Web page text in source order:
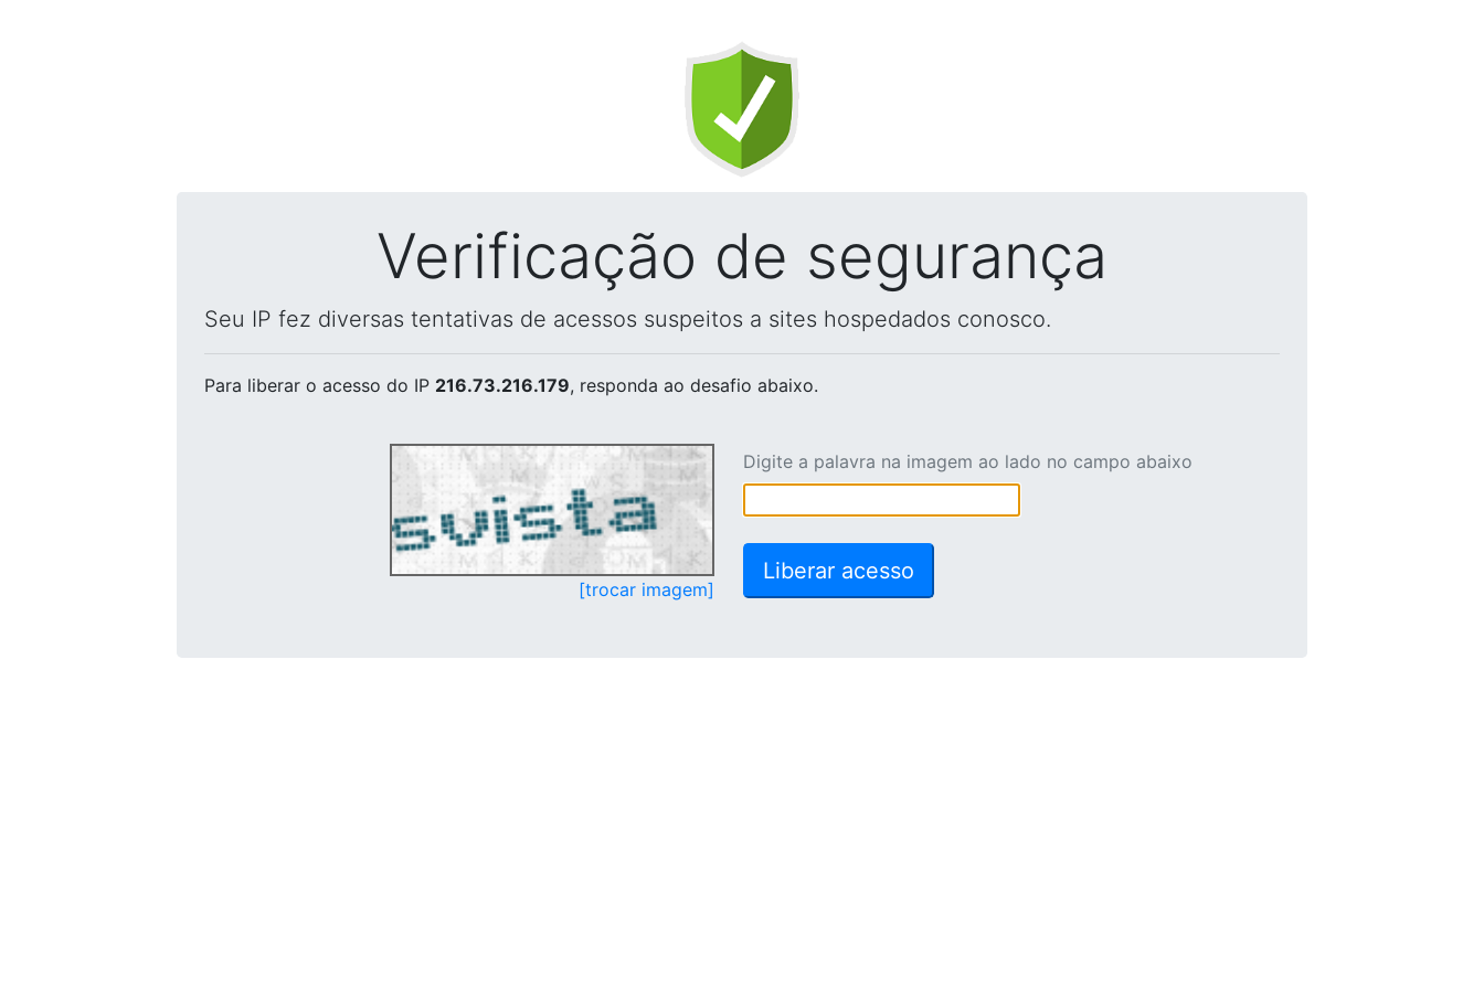
Verificação de segurança
Seu IP fez diversas tentativas de acessos suspeitos a sites hospedados conosco.
Para liberar o acesso do IP 216.73.216.179, responda ao desafio abaixo.
[trocar imagem]
Digite a palavra na imagem ao lado no campo abaixo